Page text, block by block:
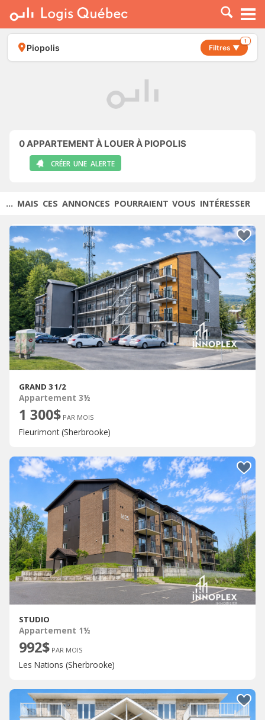
À LOUER
À VENDRE
PLACER UNE ANNONCE
Piopolis Filtres ▼
1
0APPARTEMENT À LOUER À PIOPOLIS
CRÉER UNE ALERTE
... MAIS CES ANNONCES POURRAIENT VOUS INTÉRESSER
GRAND 3 1/2
Appartement 3½
1 300$ PAR MOIS
Fleurimont (Sherbrooke)
STUDIO
Appartement 1½
992$ PAR MOIS
Les Nations (Sherbrooke)